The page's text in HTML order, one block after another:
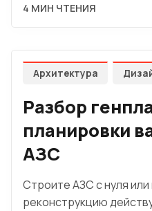
4 МИН ЧТЕНИЯ
Архитектура
Разбор
планировки
АЗС
Строите АЗС с нуля
реконструкцию